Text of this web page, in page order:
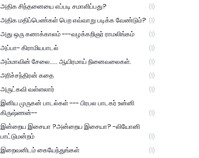
அதிக சிந்தனையை எப்படி சமாளிப்பது? (1)
அதிக மதிப்பெண்கள் பெற எவ்வாறு படிக்க வேண்டும்? (1)
அது ஒரு கனாக்காலம் ---வழக்கறிஞர் ராமலிங்கம் (1)
அப்பா- கிராமியபாடல் (1)
அம்மாவின் சேலை..... ஆயிரமாய் நினைவலைகள். (1)
அரிச்சந்திரன் கதை (1)
அருட்கவி வள்ளலார் (1)
இனிய முருகன் பாடல்கள் --- பிரபல பாடகர் உன்னி
கிருஷ்ணன்--
(1)
இன்றைய இசையா ?அன்றைய இசையா? -லியோனி
பாட்டுமன்றம்
(1)
இறைவனிடம் கையேந்துங்கள் (1)